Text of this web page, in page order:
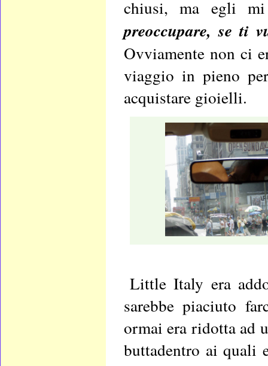
chiusi, ma egli
preoccupare, se ti
Ovviamente non ci
viaggio in pieno
acquistare gioielli.
Little Italy era
sarebbe piaciuto
ormai era ridotta ad
buttadentro ai quali